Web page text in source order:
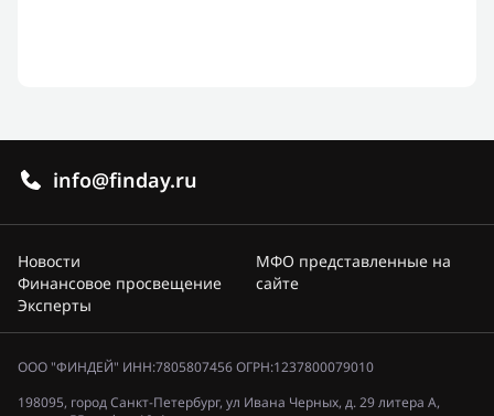
info@finday.ru
Новости
Финансовое просвещение
Эксперты
МФО представленные на
сайте
ООО "ФИНДЕЙ" ИНН:7805807456 ОГРН:1237800079010
198095, город Санкт-Петербург, ул Ивана Черных, д. 29 литера А,